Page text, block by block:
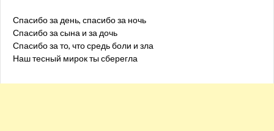
Спасибо за день, спасибо за ночь
Спасибо за сына и за дочь
Спасибо за то, что средь боли и зла
Наш тесный мирок ты сберегла